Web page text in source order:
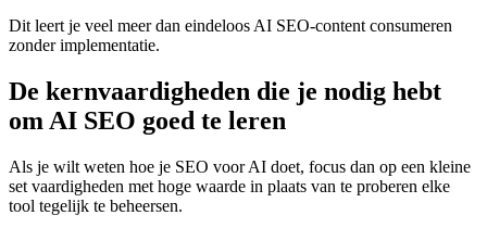
Dit leert je veel meer dan eindeloos AI SEO-content consumeren
zonder implementatie.
De kernvaardigheden die je nodig hebt
om AI SEO goed te leren
Als je wilt weten hoe je SEO voor AI doet, focus dan op een kleine
set vaardigheden met hoge waarde in plaats van te proberen elke
tool tegelijk te beheersen.